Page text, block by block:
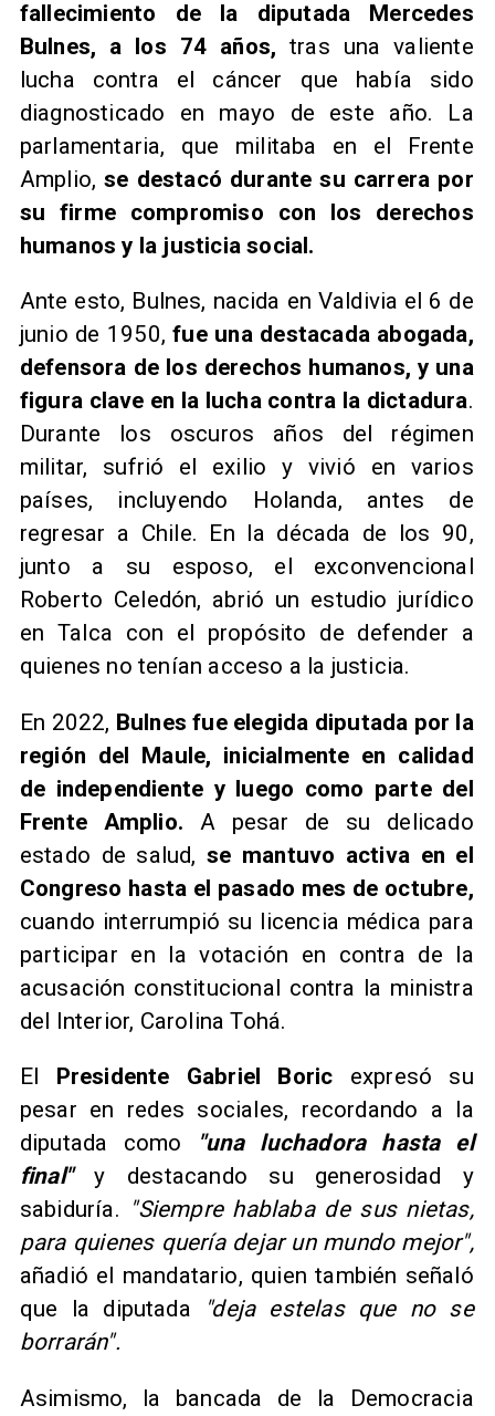
fallecimiento de la diputada Mercedes
Bulnes, a los 74 años, tras una valiente
lucha contra el cáncer que había sido
diagnosticado en mayo de este año. La
parlamentaria, que militaba en el Frente
Amplio,se destacó durante su carrera por
su firme compromiso con los derechos
humanos y la justicia social.
Ante esto, Bulnes, nacida en Valdivia el 6 de
junio de 1950,fue una destacada abogada,
defensora de los derechos humanos, y una
figura clave en la lucha contra la dictadura.
Durante los oscuros años del régimen
militar, sufrió el exilio y vivió en varios
países, incluyendo Holanda, antes de
regresar a Chile. En la década de los 90,
junto a su esposo, el exconvencional
Roberto Celedón, abrió un estudio jurídico
en Talca con el propósito de defender a
quienes no tenían acceso a la justicia.
En 2022, Bulnes fue elegida diputada por la
región del Maule, inicialmente en calidad
de independiente y luego como parte del
Frente Amplio. A pesar de su delicado
estado de salud,se mantuvo activa en el
Congreso hasta el pasado mes de octubre,
cuando interrumpió su licencia médica para
participar en la votación en contra de la
acusación constitucional contra la ministra
del Interior, Carolina Tohá.
El Presidente Gabriel Boric expresó su
pesar en redes sociales, recordando a la
diputada como "una luchadora hasta el
final"y destacando su generosidad y
sabiduría. "Siempre hablaba de sus nietas,
para quienes quería dejar un mundo mejor",
añadió el mandatario, quien también señaló
que la diputada
"deja estelas que no se
borrarán".
Asimismo, la bancada de la Democracia